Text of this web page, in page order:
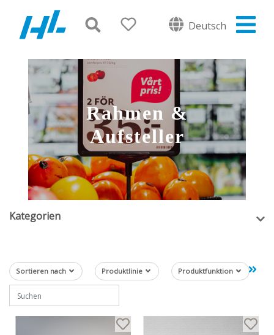
Deutsch
Rahmen &
Aufsteller
Kategorien
Sortieren nach Produktlinie Produktfunktion